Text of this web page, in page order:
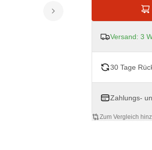
Versand: 3
30 Tage
Zahlungs-
Zum Vergleich